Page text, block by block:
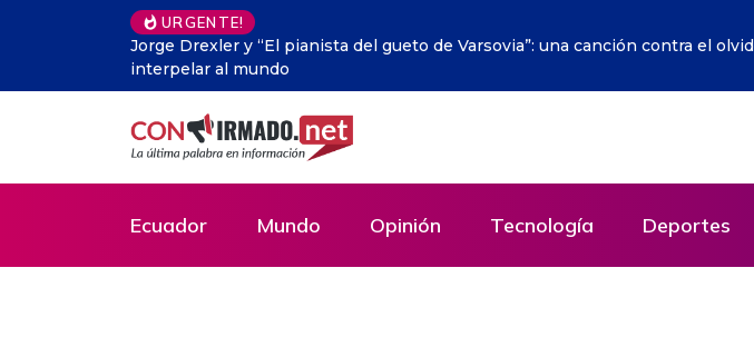
URGENTE!
La ‘Internet muerta’: el inquietante escenario sobre la Red empieza a
Ecuador Mundo Opinión Tecnología Deportes